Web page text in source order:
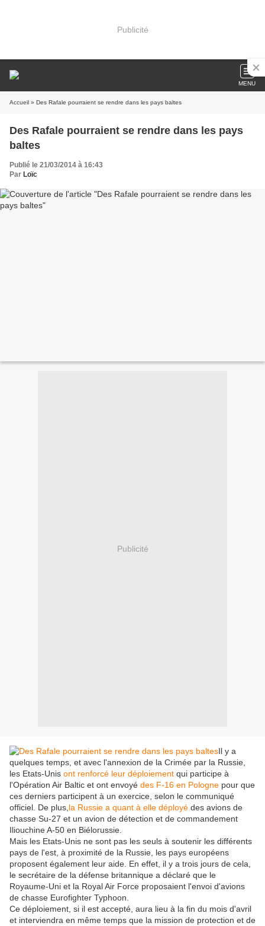
Publicité
MENU
Accueil » Des Rafale pourraient se rendre dans les pays baltes
Des Rafale pourraient se rendre dans les pays
baltes
Publié le 21/03/2014 à 16:43
Par Loïc
Publicité
Il y a
quelques temps, et avec l'annexion de la Crimée par la Russie,
les Etats-Unis ont renforcé leur déploiement qui participe à
l'Opération Air Baltic et ont envoyé des F-16 en Pologne pour que
ces derniers participent à un exercice, selon le communiqué
officiel. De plus, la Russie a quant à elle déployé des avions de
chasse Su-27 et un avion de détection et de commandement
Iliouchine A-50 en Biélorussie.
Mais les Etats-Unis ne sont pas les seuls à soutenir les différents
pays de l'est, à proximité de la Russie, les pays européens
proposent également leur aide. En effet, il y a trois jours de cela,
le secrétaire de la défense britannique a déclaré que le
Royaume-Uni et la Royal Air Force proposaient l'envoi d'avions
de chasse Eurofighter Typhoon.
Ce déploiement, si il est accepté, aura lieu à la fin du mois d'avril
et interviendra en même temps que la mission de protection et de